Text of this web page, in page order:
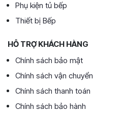
Phụ kiện tủ bếp
Thiết bị Bếp
HỖ TRỢ KHÁCH HÀNG
Chính sách bảo mật
Chính sách vận chuyển
Chính sách thanh toán
Chính sách bảo hành